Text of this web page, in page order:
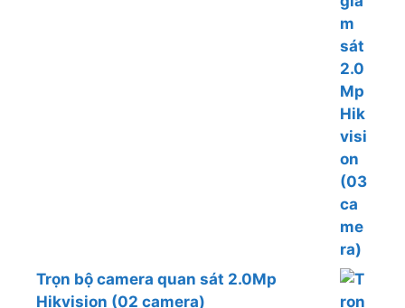
Trọn bộ camera quan sát 2.0Mp
Hikvision (02 camera)